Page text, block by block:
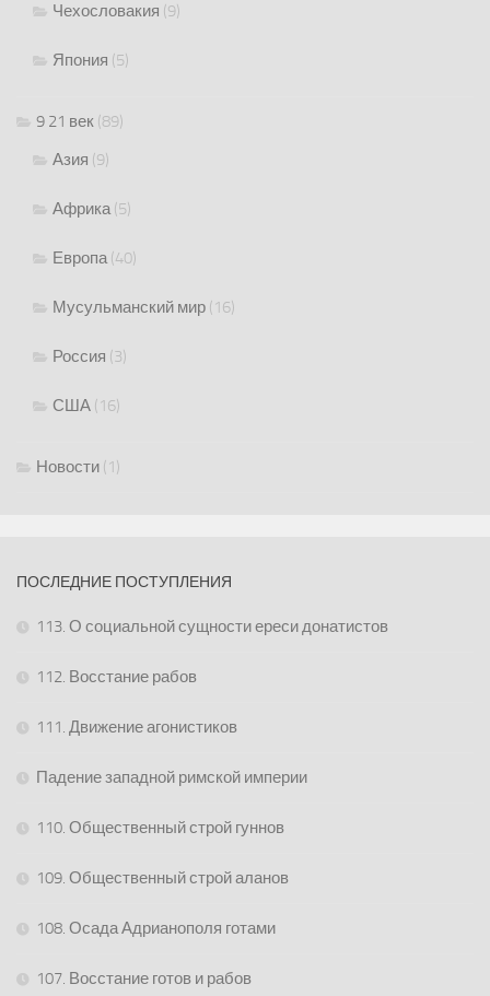
Чехословакия (9)
Япония (5)
9 21 век (89)
Азия (9)
Африка(5)
Европа(40)
Мусульманский мир (16)
Россия (3)
США (16)
Новости (1)
ПОСЛЕДНИЕ ПОСТУПЛЕНИЯ
113. О социальной сущности ереси донатистов
112. Восстание рабов
111. Движение агонистиков
Падение западной римской империи
110. Общественный строй гуннов
109. Общественный строй аланов
108. Осада Адрианополя готами
107. Восстание готов и рабов